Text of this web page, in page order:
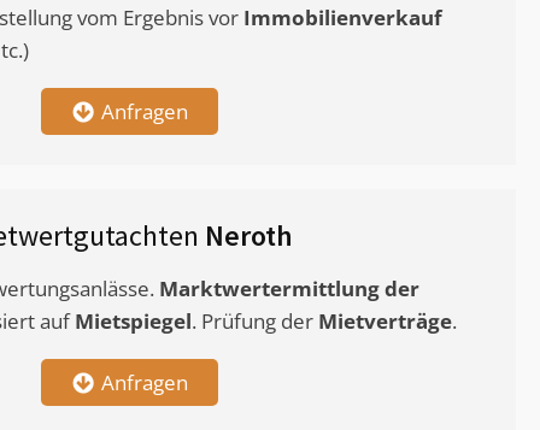
vom Ergebnis vor Immobilienverkauf
Anfragen
Neroth
Marktwertermittlungder
aufMietspiegel. Prüfung der Mietverträge.
Anfragen